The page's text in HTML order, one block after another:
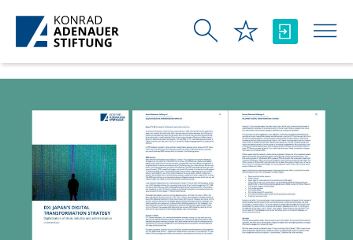
Skip to Main Content